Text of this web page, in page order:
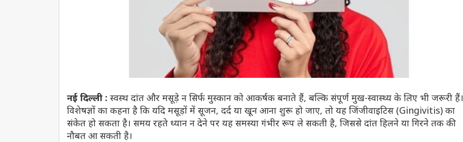
नई दिल्ली : स्वस्थ दांत और मसूड़े न सिर्फ मुस्कान को आकर्षक बनाते हैं, बल्कि संपूर्ण मुख-स्वास्थ्य के लिए भी जरूरी हैं।
विशेषज्ञों का कहना है कि यदि मसूड़ों में सूजन, दर्द या खून आना शुरू हो जाए, तो यह जिंजीवाइटिस (Gingivitis) का
संकेत हो सकता है। समय रहते ध्यान न देने पर यह समस्या गंभीर रूप ले सकती है, जिससे दांत हिलने या गिरने तक की
नौबत आ सकती है।